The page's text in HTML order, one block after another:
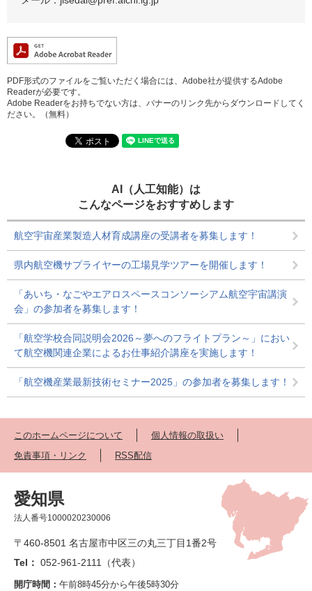
PDF形式のファイルをご覧いただく場合には、Adobe社が提供するAdobe
Readerが必要です。
Adobe Readerをお持ちでない方は、バナーのリンク先からダウンロードしてく
ださい。（無料）
AI（人工知能）は
こんなページをおすすめします
航空宇宙産業製造人材育成講座の受講者を募集します！
県内航空機サプライヤーの工場見学ツアーを開催します！
「あいち・なごやエアロスペースコンソーシアム航空宇宙講演
会」の参加者を募集します！
「航空学校合同説明会2026～夢へのフライトプラン～」におい
て航空機関連企業によるお仕事紹介講座を実施します！
「航空機産業最新技術セミナー2025」の参加者を募集します！
このホームページについて
個人情報の取扱い
免責事項・リンク
RSS配信
愛知県
法人番号1000020230006
〒460-8501 名古屋市中区三の丸三丁目1番2号
Tel： 052-961-2111（代表）
開庁時間： 午前8時45分から午後5時30分